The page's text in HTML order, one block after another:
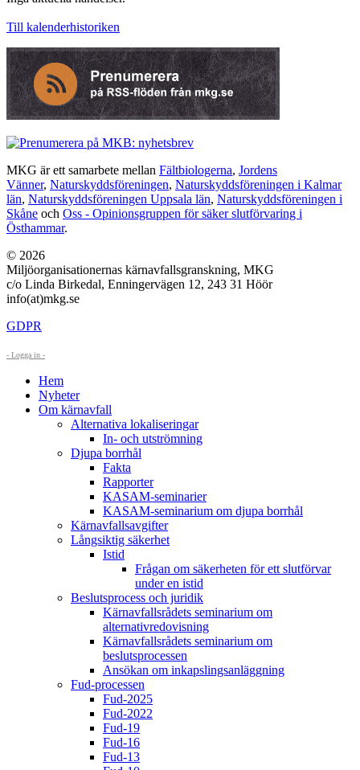
Till kalenderhistoriken
MKG är ett samarbete mellan Fältbiologerna, Jordens
Vänner, Naturskyddsföreningen, Naturskyddsföreningen i Kalmar
län, Naturskyddsföreningen Uppsala län, Naturskyddsföreningen i
Skåne och Oss - Opinionsgruppen för säker slutförvaring i
Östhammar.
© 2026
Miljöorganisationernas kärnavfallsgranskning, MKG
c/o Linda Birkedal, Enningervägen 12, 243 31 Höör
info(at)mkg.se
GDPR
- Logga in -
Hem
Nyheter
Om kärnavfall
Alternativa lokaliseringar
In- och utströmning
Djupa borrhål
Fakta
Rapporter
KASAM-seminarier
KASAM-seminarium om djupa borrhål
Kärnavfallsavgifter
Långsiktig säkerhet
Istid
Frågan om säkerheten för ett slutförvar
under en istid
Beslutsprocess och juridik
Kärnavfallsrådets seminarium om
alternativredovisning
Kärnavfallsrådets seminarium om
beslutsprocessen
Ansökan om inkapslingsanläggning
Fud-processen
Fud-2025
Fud-2022
Fud-19
Fud-16
Fud-13